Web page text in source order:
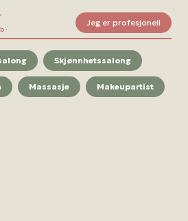
·
Jeg er profesjonell
Skjønnhetssalong
Massasje Makeupartist